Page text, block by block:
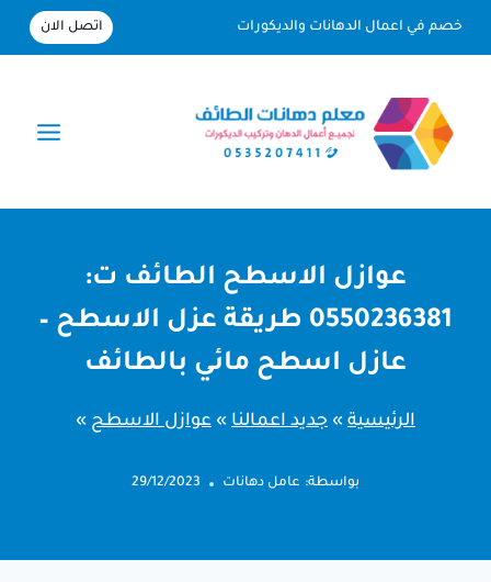
خصم في اعمال الدهانات والديكورات اتصل الان
عوازل الاسطح الطائف ت:
0550236381 طريقة عزل الاسطح –
عازل اسطح مائي بالطائف
الرئيسية » جديد اعمالنا » عوازل الاسطح »
بواسطة: عامل دهانات 29/12/2023